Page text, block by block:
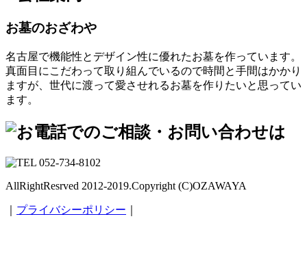
お墓のおざわや
名古屋で機能性とデザイン性に優れたお墓を作っています。
真面目にこだわって取り組んでいるので時間と手間はかかり
ますが、世代に渡って愛させれるお墓を作りたいと思ってい
ます。
AllRightResrved 2012-2019.Copyright (C)OZAWAYA
プライバシーポリシー